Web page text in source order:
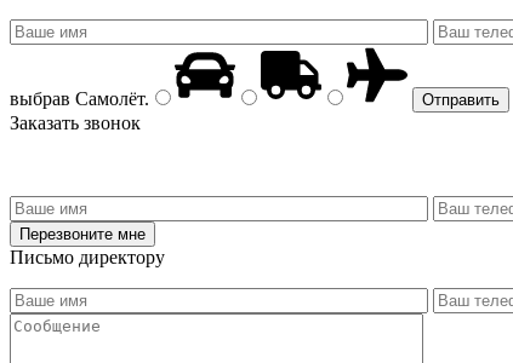
выбрав Самолёт.
Заказать звонок
Письмо директору